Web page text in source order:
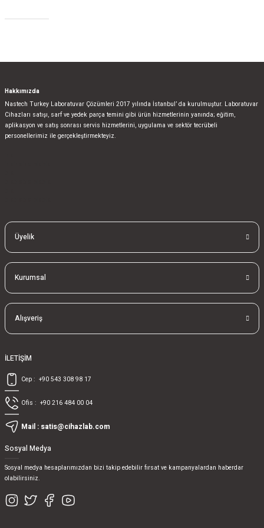
Hakkımızda
Nastech Turkey Laboratuvar Çözümleri 2017 yılında İstanbul’ da kurulmuştur. Laboratuvar
Cihazları satışı, sarf ve yedek parça temini gibi ürün hizmetlerinin yanında; eğitim,
aplikasyon ve satış sonrası servis hizmetlerini, uygulama ve sektör tecrübeli
personellerimiz ile gerçekleştirmekteyiz.
Üyelik
Kurumsal
Alışveriş
İLETİŞİM
Cep : +90 543 308 98 17
Ofis : +90 216 484 00 04
Mail : satis@cihazlab.com
Sosyal Medya
Sosyal medya hesaplarımızdan bizi takip edebilir fırsat ve kampanyalardan haberdar
olabilirsiniz.